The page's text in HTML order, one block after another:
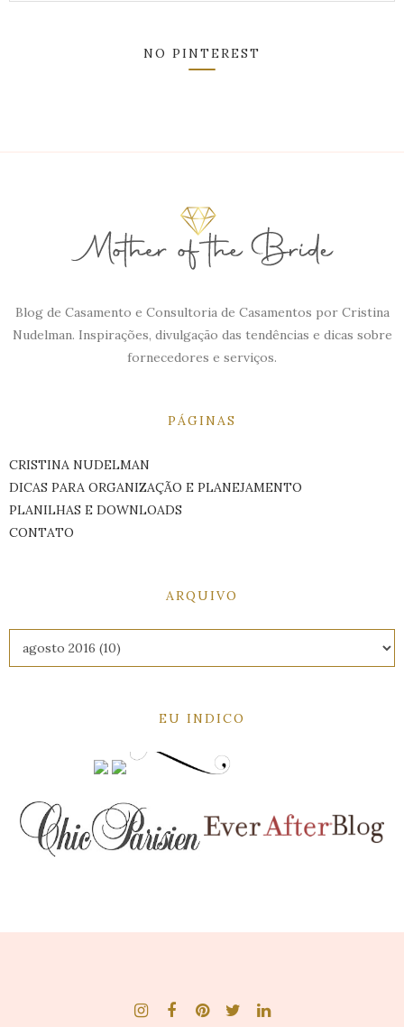
NO PINTEREST
Blog de Casamento e Consultoria de Casamentos por Cristina
Nudelman. Inspirações, divulgação das tendências e dicas sobre
fornecedores e serviços.
PÁGINAS
CRISTINA NUDELMAN
DICAS PARA ORGANIZAÇÃO E PLANEJAMENTO
PLANILHAS E DOWNLOADS
CONTATO
ARQUIVO
EU INDICO